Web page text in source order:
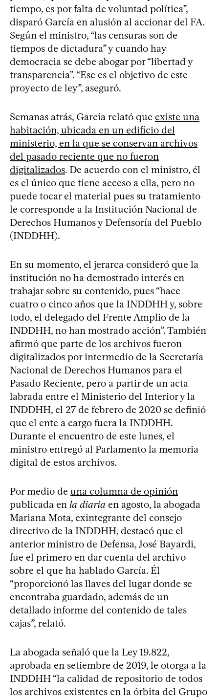
tiempo, es por falta de voluntad política”,
disparó García en alusión al accionar del FA.
Según el ministro, “las censuras son de
tiempos de dictadura” y cuando hay
democracia se debe abogar por “libertad y
transparencia”. “Ese es el objetivo de este
proyecto de ley”, aseguró.
Semanas atrás, García relató que existe una
habitación, ubicada en un edificio del
ministerio, en la que se conservan archivos
del pasado reciente que no fueron
digitalizados. De acuerdo con el ministro, él
es el único que tiene acceso a ella, pero no
puede tocar el material pues su tratamiento
le corresponde a la Institución Nacional de
Derechos Humanos y Defensoría del Pueblo
(INDDHH).
En su momento, el jerarca consideró que la
institución no ha demostrado interés en
trabajar sobre su contenido, pues “hace
cuatro o cinco años que la INDDHH y, sobre
todo, el delegado del Frente Amplio de la
INDDHH, no han mostrado acción”. También
afirmó que parte de los archivos fueron
digitalizados por intermedio de la Secretaría
Nacional de Derechos Humanos para el
Pasado Reciente, pero a partir de un acta
labrada entre el Ministerio del Interior y la
INDDHH, el 27 de febrero de 2020 se definió
que el ente a cargo fuera la INDDHH.
Durante el encuentro de este lunes, el
ministro entregó al Parlamento la memoria
digital de estos archivos.
Por medio de una columna de opinión
publicada en la diaria en agosto, la abogada
Mariana Mota, exintegrante del consejo
directivo de la INDDHH, destacó que el
anterior ministro de Defensa, José Bayardi,
fue el primero en dar cuenta del archivo
sobre el que ha hablado García. Él
“proporcionó las llaves del lugar donde se
encontraba guardado, además de un
detallado informe del contenido de tales
cajas”, relató.
La abogada señaló que la Ley 19.822,
aprobada en setiembre de 2019, le otorga a la
INDDHH “la calidad de repositorio de todos
los archivos existentes en la órbita del Grupo